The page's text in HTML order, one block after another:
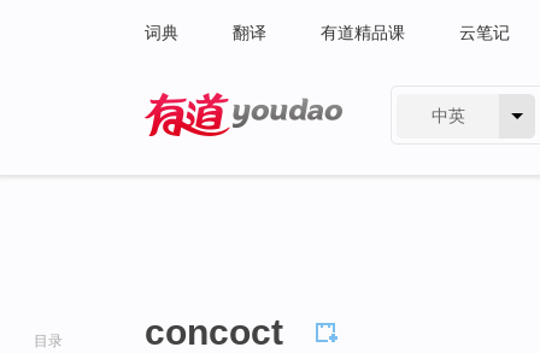
词典 翻译 有道精品课 云笔记
中英
目录 concoct